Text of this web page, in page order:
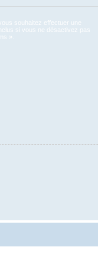
souhaitez effectuer une
si vous ne désactivez pas
».